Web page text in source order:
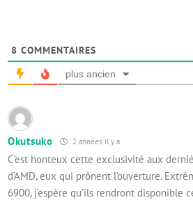
8 COMMENTAIRES
plus ancien
Okutsuko 2 années il y a
C’est honteux cette exclusivité aux
d’AMD, eux qui prônent l’ouverture.
6900, j’espère qu’ils rendront disponible